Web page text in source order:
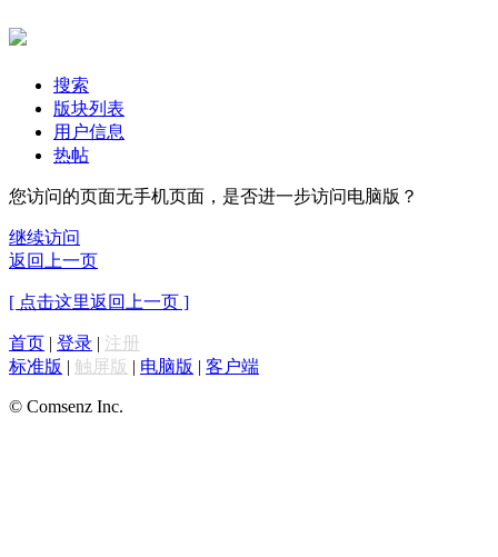
搜索
版块列表
用户信息
热帖
您访问的页面无手机页面，是否进一步访问电脑版？
继续访问
返回上一页
[ 点击这里返回上一页 ]
首页 | 登录 | 注册
标准版 | 触屏版 | 电脑版 | 客户端
© Comsenz Inc.